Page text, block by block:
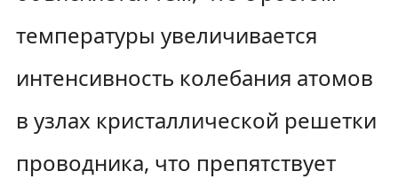
температуры увеличивается
интенсивность колебания атомов
в узлах кристаллической решетки
проводника, что препятствует